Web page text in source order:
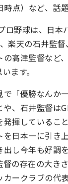
点）など、話題
ロ野球は、日本
楽天の石井監
高津監督など
ます。
「優勝なんか
、石井監督は
発揮しているこ
日本一に引き
し今年も好調
督の存在の大き
カークラブの代